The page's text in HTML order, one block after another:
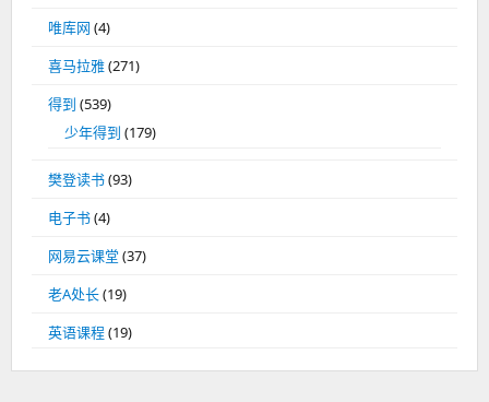
唯库网 (4)
喜马拉雅(271)
得到 (539)
少年得到 (179)
樊登读书(93)
电子书(4)
网易云课堂 (37)
老A处长(19)
英语课程(19)